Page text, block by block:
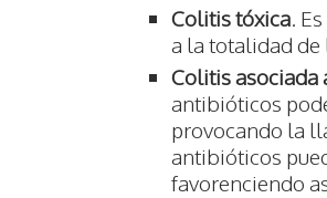
Colitis tóxica.
a la totalidad
Colitis asociada
antibióticos
provocando la
antibióticos
favorenciendo